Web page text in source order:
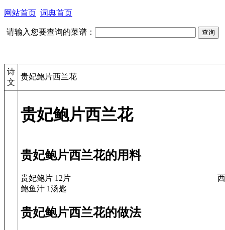
网站首页 词典首页
请输入您要查询的菜谱：
诗
文
贵妃鲍片西兰花
贵妃鲍片西兰花
贵妃鲍片西兰花的用料
贵妃鲍片 12片
鲍鱼汁 1汤匙
贵妃鲍片西兰花的做法